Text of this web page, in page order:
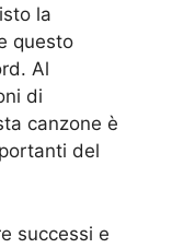
la
questo
Al
di
canzone è
del
successi e